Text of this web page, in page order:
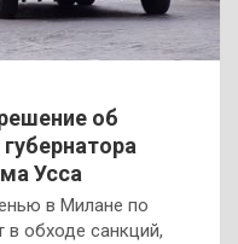
об
Усса
в Милане по
обходе санкций,